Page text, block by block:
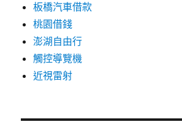
板橋汽車借款
桃園借錢
澎湖自由行
觸控導覽機
近視雷射